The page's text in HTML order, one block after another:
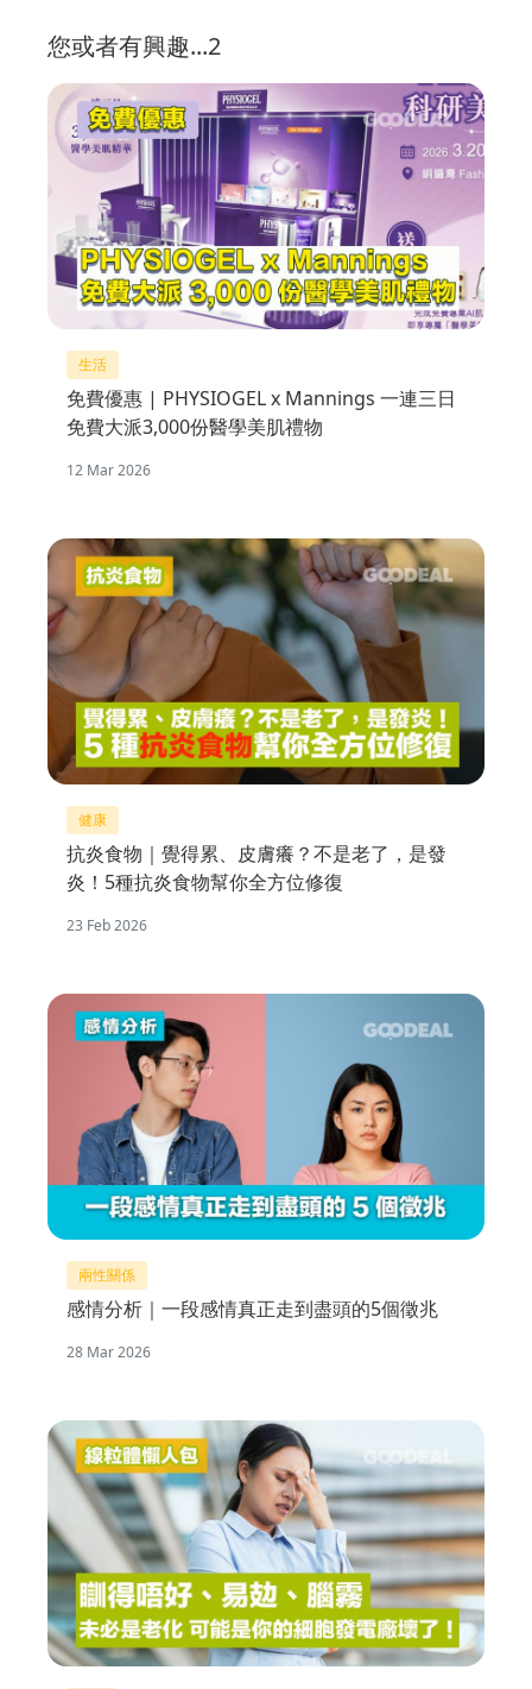
您或者有興趣...2
生活
免費優惠 | PHYSIOGEL x Mannings 一連三日
免費大派3,000份醫學美肌禮物
12 Mar 2026
健康
抗炎食物｜覺得累、皮膚癢？不是老了，是發
炎！5種抗炎食物幫你全方位修復
23 Feb 2026
兩性關係
感情分析｜一段感情真正走到盡頭的5個徵兆
28 Mar 2026